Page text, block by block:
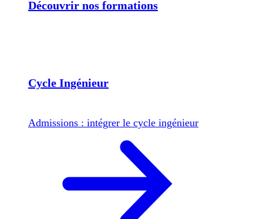
Découvrir nos formations
Cycle Ingénieur
Admissions : intégrer le cycle ingénieur